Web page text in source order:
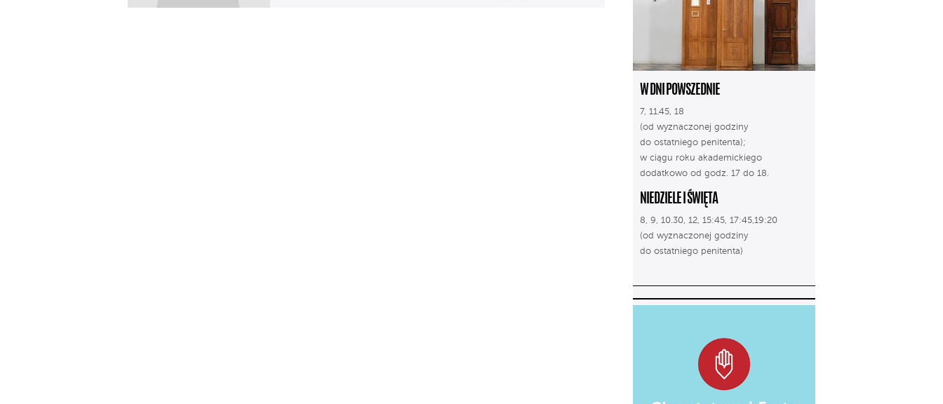
W DNI POWSZEDNIE
7, 11.45, 18
(od wyznaczonej godziny
do ostatniego penitenta);
w ciągu roku akademickiego
dodatkowo od godz. 17 do 18.
NIEDZIELE I ŚWIĘTA
8, 9, 10.30, 12, 15:45, 17:45,19:20
(od wyznaczonej godziny
do ostatniego penitenta)